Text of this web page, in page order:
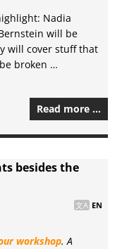
Nadia
will be
will cover stuff that
broken …
Read more …
besides the
EN
workshop. A